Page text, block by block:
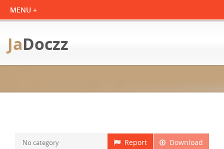
JaDoczz
Download
Report
No category